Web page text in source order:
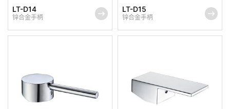
LT-D14
锌合金手柄
LT-D15
锌合金手柄